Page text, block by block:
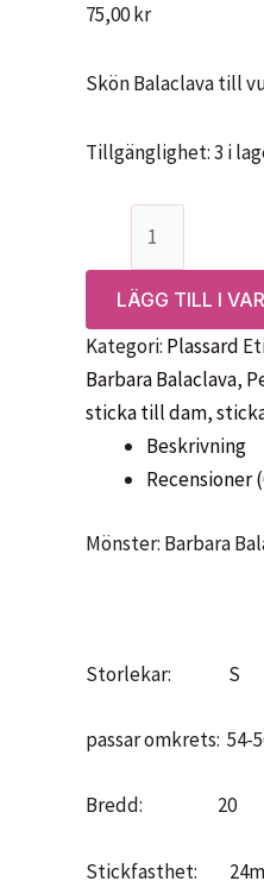
75,00kr
Skön Balaclava till
Tillgänglighet:3 i
Barbara
Balaclava-
PetiteKnit
mängd
LÄGG TILL I
Kategori: Plassard
Barbara Balaclava,
sticka till dam,
Beskrivning
Recensioner
Mönster: Barbara
Storlekar:
passar omkrets:
Bredd: 20
Stickfasthet: 24m